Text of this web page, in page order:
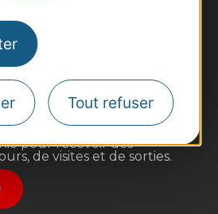
Tout refuser
pour recevoir des
de visites et de sorties.